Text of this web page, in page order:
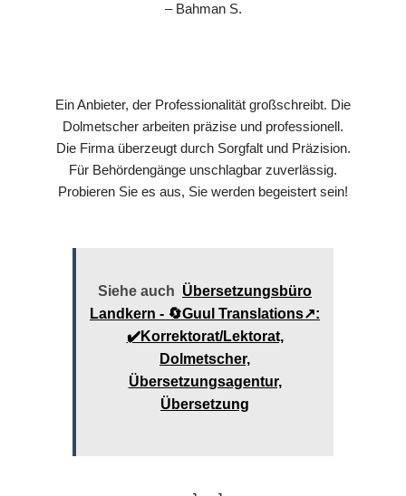
– Bahman S.
Ein Anbieter, der Professionalität großschreibt. Die
Dolmetscher arbeiten präzise und professionell.
Die Firma überzeugt durch Sorgfalt und Präzision.
Für Behördengänge unschlagbar zuverlässig.
Probieren Sie es aus, Sie werden begeistert sein!
Siehe auch Übersetzungsbüro
Landkern - 🔄Guul Translations↗️:
✔️Korrektorat/Lektorat,
Dolmetscher,
Übersetzungsagentur,
Übersetzung